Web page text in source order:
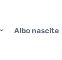
Albo nascite